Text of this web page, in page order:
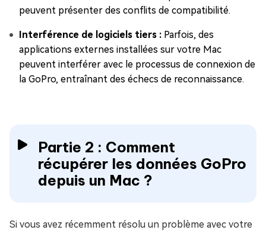
peuvent présenter des conflits de compatibilité.
Interférence de logiciels tiers : Parfois, des
applications externes installées sur votre Mac
peuvent interférer avec le processus de connexion de
la GoPro, entraînant des échecs de reconnaissance.
Partie 2 : Comment
récupérer les données GoPro
depuis un Mac ?
Si vous avez récemment résolu un problème avec votre